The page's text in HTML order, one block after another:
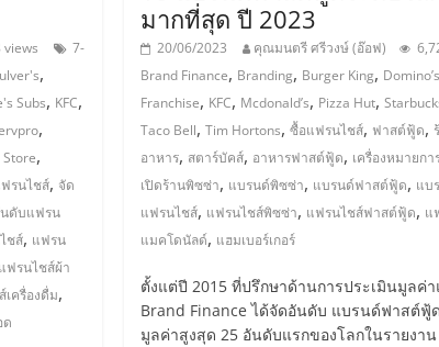
views
7-
,
Subs, KFC,
,
Store,
รนไชส์, จัด
ดับแฟรน
ชส์, แฟรน
แฟรนไชส์ผ้า
ครื่องดื่ม,
ด
มากที่สุด ปี 2023
20/06/2023 คุณมนตรี ศรีวงษ์ (อ๊อฟ)
Brand Finance, Branding, Burger King,
Franchise, KFC, Mcdonald’s, Pizza Hut,
Taco Bell,Tim Hortons,ซื้อแฟรนไชส์, ฟาสต์ฟู้ด,
อาหาร, สตาร์บัคส์, อาหารฟาสต์ฟู้ด, เครื่องหมายกา
เปิดร้านพิซซ่า, แบรนด์พิซซ่า, แบรนด์ฟาสต์ฟู้ด, แบ
แฟรนไชส์, แฟรนไชส์พิซซ่า, แฟรนไชส์ฟาสต์ฟู้ด, แ
แมคโดนัลด์, แฮมเบอร์เกอร์
ตั้งแต่ปี 2015 ที่ปรึกษาด้านการประเมินมูลค่
Brand Finance ได้จัดอันดับ แบรนด์ฟาสต์ฟู้
มูลค่าสูงสุด 25 อันดับแรกของโลกในรายงาน